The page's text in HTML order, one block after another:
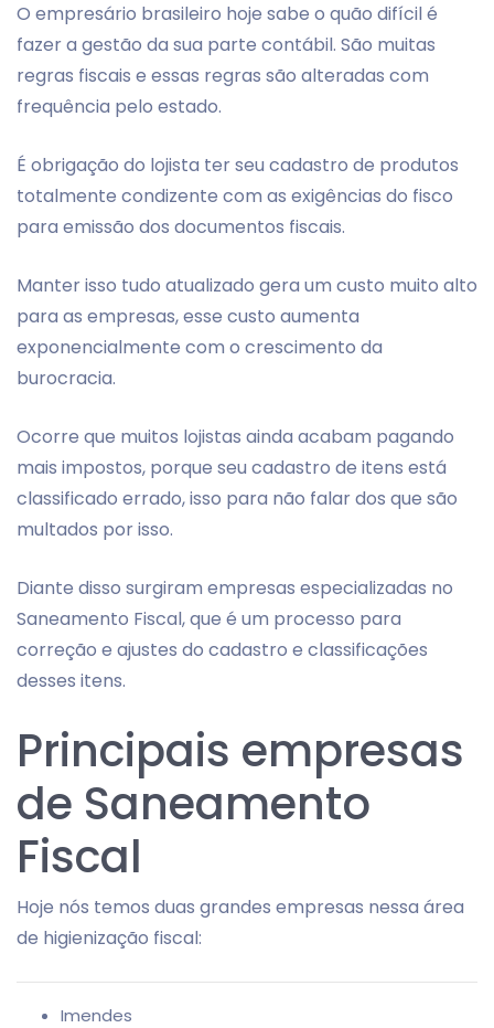
O empresário brasileiro hoje sabe o quão difícil é
fazer a gestão da sua parte contábil. São muitas
regras fiscais e essas regras são alteradas com
frequência pelo estado.
É obrigação do lojista ter seu cadastro de produtos
totalmente condizente com as exigências do fisco
para emissão dos documentos fiscais.
Manter isso tudo atualizado gera um custo muito alto
para as empresas, esse custo aumenta
exponencialmente com o crescimento da
burocracia.
Ocorre que muitos lojistas ainda acabam pagando
mais impostos, porque seu cadastro de itens está
classificado errado, isso para não falar dos que são
multados por isso.
Diante disso surgiram empresas especializadas no
Saneamento Fiscal, que é um processo para
correção e ajustes do cadastro e classificações
desses itens.
Principais empresas
de Saneamento
Fiscal
Hoje nós temos duas grandes empresas nessa área
de higienização fiscal:
Imendes